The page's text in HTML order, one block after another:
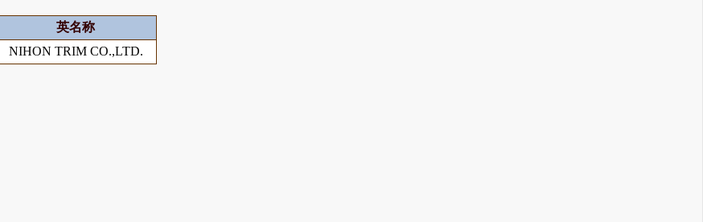
英名称
NIHON TRIM CO.,LTD.